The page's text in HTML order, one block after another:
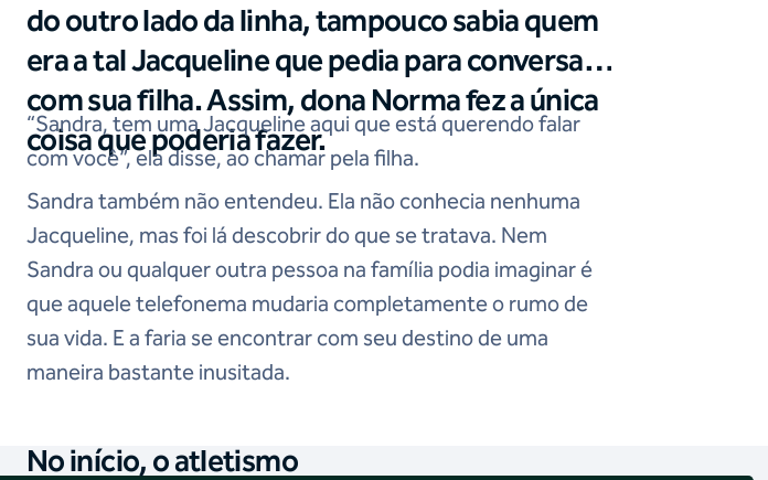
do outro lado da linha, tampouco sabia quem
era a tal Jacqueline que pedia para conversar
com sua filha. Assim, dona Norma fez a única
coisa que poderia fazer.
“Sandra, tem uma Jacqueline aqui que está querendo falar
com você”, ela disse, ao chamar pela filha.
Sandra também não entendeu. Ela não conhecia nenhuma
Jacqueline, mas foi lá descobrir do que se tratava. Nem
Sandra ou qualquer outra pessoa na família podia imaginar é
que aquele telefonema mudaria completamente o rumo de
sua vida. E a faria se encontrar com seu destino de uma
maneira bastante inusitada.
No início, o atletismo